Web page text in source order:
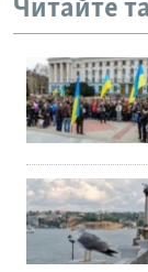
Читайте